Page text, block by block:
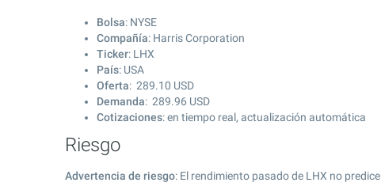
Bolsa: NYSE
Compañía: Harris Corporation
Ticker: LHX
País: USA
Oferta: 289.10 USD
Demanda: 289.96 USD
Cotizaciones: en tiempo real, actualización automática
Riesgo
Advertencia de riesgo: El rendimiento pasado de LHX no